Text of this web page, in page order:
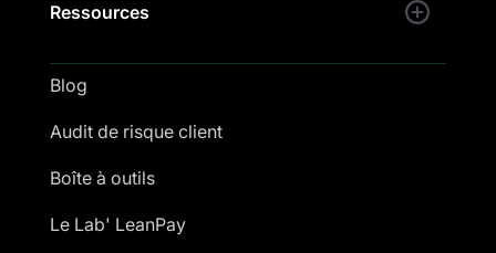
Ressources
Blog
Audit de risque client
Boîte à outils
Le Lab' LeanPay